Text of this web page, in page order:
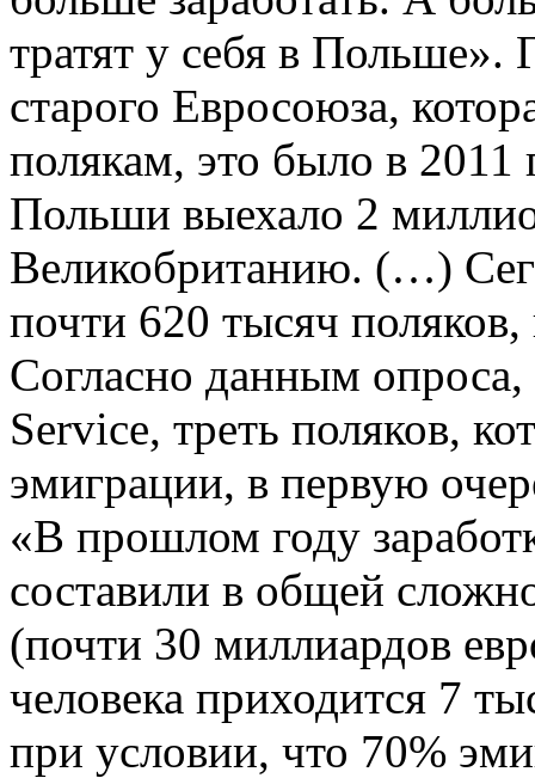
тратят у себя в Польше».
старого Евросоюза,
полякам, это было в 2011
Польши выехало 2
Великобританию. (…)
почти 620 тысяч
Согласно данным
Service, треть поляков,
эмиграции, в первую
«В прошлом году
составили в общей
(почти 30 миллиардов
человека приходится 7
при условии, что 70%